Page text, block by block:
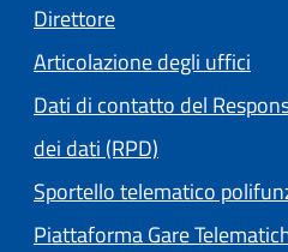
Direttore
Articolazione degli uffici
Dati di contatto del
dei dati (RPD)
Sportello telematico
Piattaforma Gare